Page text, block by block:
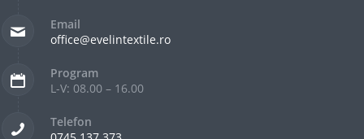
Email
office@evelintextile.ro
Program
L-V: 08.00 – 16.00
Telefon